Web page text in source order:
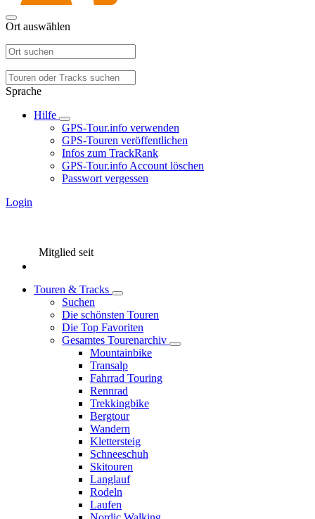
Ort auswählen
Sprache
Hilfe
GPS-Tour.info verwenden
GPS-Touren veröffentlichen
Infos zum TrackRank
GPS-Tour.info Account löschen
Passwort vergessen
Login
Mitglied seit
Touren & Tracks
Suchen
Die schönsten Touren
Die Top Favoriten
Gesamtes Tourenarchiv
Mountainbike
Transalp
Fahrrad Touring
Rennrad
Trekkingbike
Bergtour
Wandern
Klettersteig
Schneeschuh
Skitouren
Langlauf
Rodeln
Laufen